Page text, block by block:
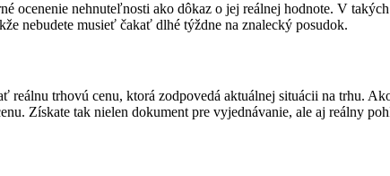
ocenenie nehnuteľnosti ako dôkaz o jej reálnej hodnote. V
nebudete musieť čakať dlhé týždne na znalecký posudok.
trhovú cenu, ktorá zodpovedá aktuálnej situácii na trhu.
Získate tak nielen dokument pre vyjednávanie, ale aj reálny